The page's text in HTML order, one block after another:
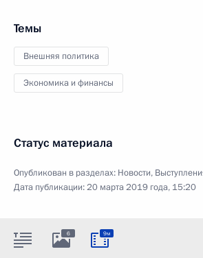
Темы
Внешняя политика
Экономика и финансы
Статус материала
Опубликован в разделах: Новости,
Дата публикации:20 марта 2019 года, 15:20
6 9м